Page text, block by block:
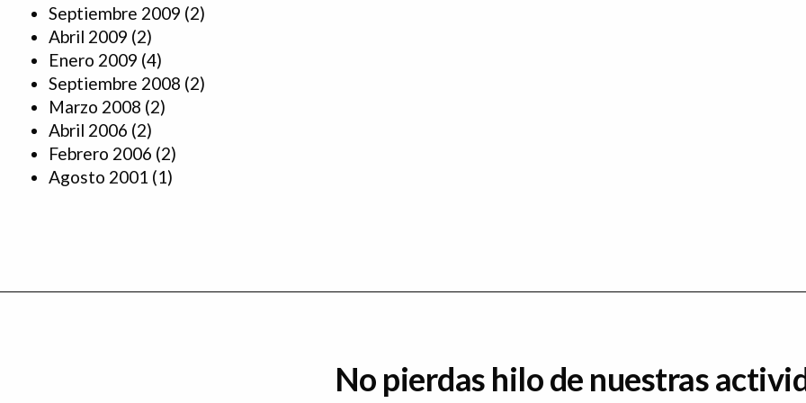
Septiembre 2009 (2)
Abril 2009 (2)
Enero 2009 (4)
Septiembre 2008 (2)
Marzo 2008 (2)
Abril 2006 (2)
Febrero 2006 (2)
Agosto 2001 (1)
No pierdas hilo de nuestras